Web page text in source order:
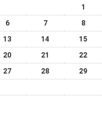
1
6 7
8
13 14
15
20 21
22
27 28
29